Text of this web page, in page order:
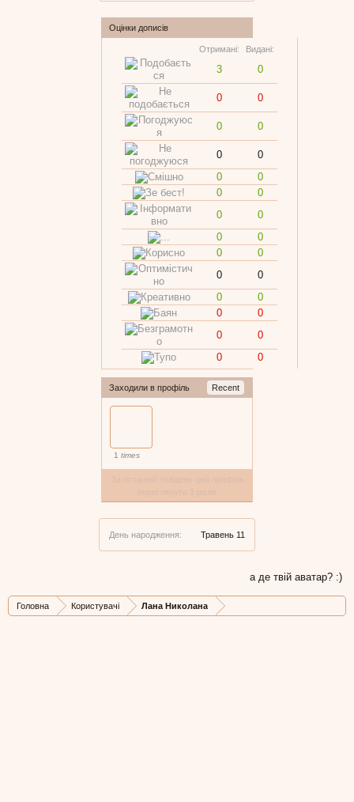
Оцінки дописів
Отримані: Видані:
3 0
0 0
0 0
0
0
0
0
0
0
0
0
0
0
0
0
0
0
0
0
0
0
0
0
0
0
Заходили в профіль Recent
1 times
День народження: Травень 11
а де твій аватар? :)
Головна Користувачі Лана Николана